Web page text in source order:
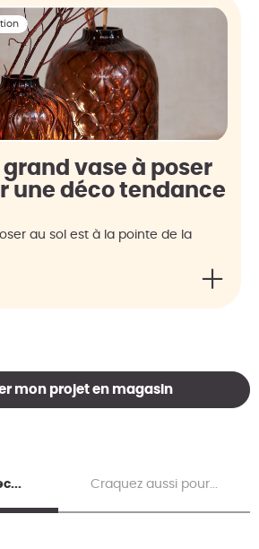
vase à poser
une déco tendance
au sol est à la pointe de la
mon projet en magasin
Craquez aussi pour...